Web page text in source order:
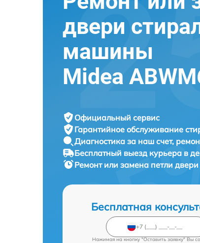
двери
машины
Midea
Официальный сервис
Гарантийное обслуживание
Диагностика за наш счет,
Бесплатный выезд курьера в
Ремонт или замена петли
Бесплатная
Нажимая на кнопку "Оставить заявку" Вы